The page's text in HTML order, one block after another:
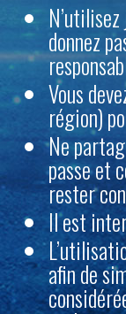
donnez
Vous
région)
Ne
passe et
rester
Il est
afin de